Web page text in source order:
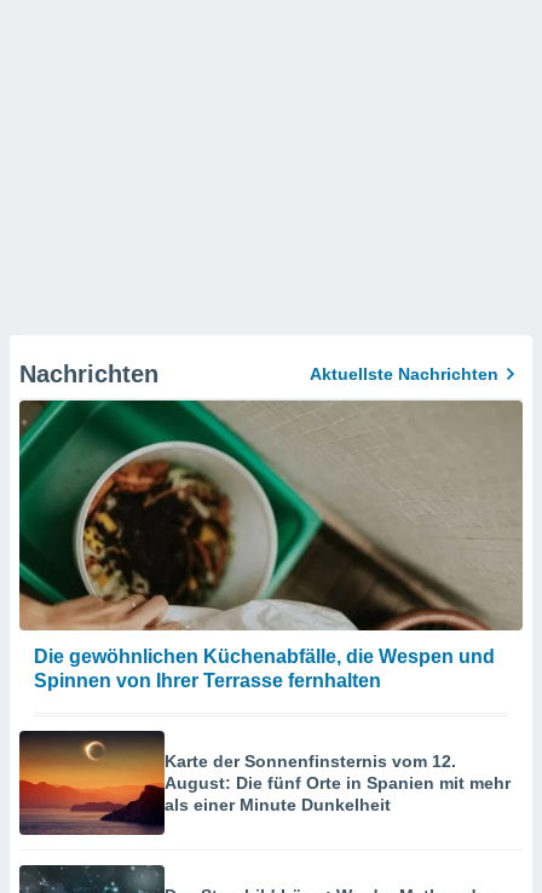
Nachrichten Aktuellste Nachrichten
Die gewöhnlichen Küchenabfälle, die Wespen und
Spinnen von Ihrer Terrasse fernhalten
Karte der Sonnenfinsternis vom 12.
August: Die fünf Orte in Spanien mit mehr
als einer Minute Dunkelheit